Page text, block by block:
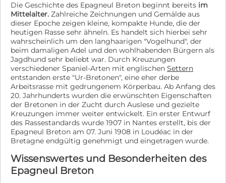
Die Geschichte des Epagneul Breton beginnt bereits im
Mittelalter. Zahlreiche Zeichnungen und Gemälde aus
dieser Epoche zeigen kleine, kompakte Hunde, die der
heutigen Rasse sehr ähneln. Es handelt sich hierbei sehr
wahrscheinlich um den langhaarigen "Vogelhund", der
beim damaligen Adel und den wohlhabenden Bürgern als
Jagdhund sehr beliebt war. Durch Kreuzungen
verschiedener Spaniel-Arten mit englischen Settern
entstanden erste "Ur-Bretonen", eine eher derbe
Arbeitsrasse mit gedrungenem Körperbau. Ab Anfang des
20. Jahrhunderts wurden die erwünschten Eigenschaften
der Bretonen in der Zucht durch Auslese und gezielte
Kreuzungen immer weiter entwickelt. Ein erster Entwurf
des Rassestandards wurde 1907 in Nantes erstellt, bis der
Epagneul Breton am 07. Juni 1908 in Loudéac in der
Bretagne endgültig genehmigt und eingetragen wurde.
Wissenswertes und Besonderheiten des
Epagneul Breton